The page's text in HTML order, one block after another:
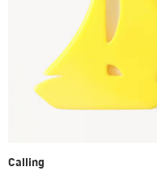
Calling